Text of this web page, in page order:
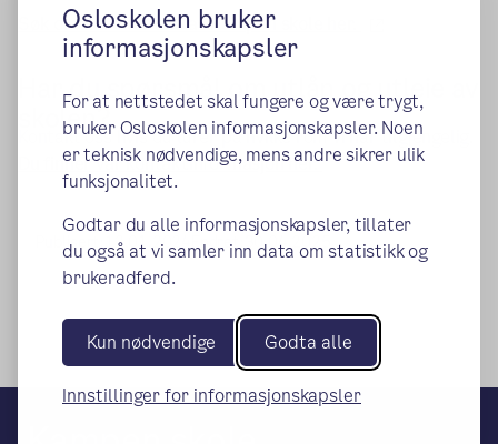
Osloskolen bruker
informasjonskapsler
For at nettstedet skal fungere og være trygt,
bruker Osloskolen informasjonskapsler. Noen
er teknisk nødvendige, mens andre sikrer ulik
funksjonalitet.
Godtar du alle informasjonskapsler, tillater
du også at vi samler inn data om statistikk og
brukeradferd.
Kun nødvendige Godta alle
Innstillinger for informasjonskapsler
Søk om lån eller leie av Kampen skole her.
Har du spørsmål om utlån og utleie av
skolen?
Kontakt oss hvis du lurer på hvilke rom vi har tilgjengelig.
Du finner vår kontaktinformasjon her.
Publisert: 12.01.2024 Endret: 30.04.2025